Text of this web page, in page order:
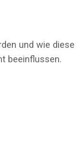
und wie diese
beeinflussen.